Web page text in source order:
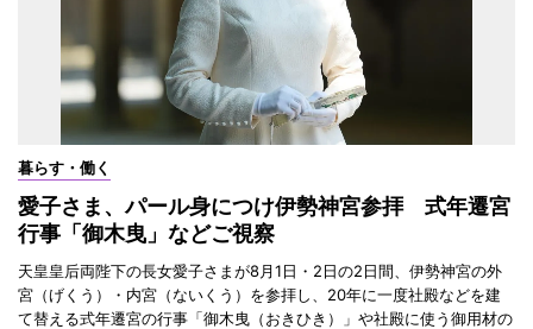
暮らす・働く
愛子さま、パール身につけ伊勢神宮参拝 式年遷宮
行事「御木曳」などご視察
天皇皇后両陛下の長女愛子さまが8月1日・2日の2日間、伊勢神宮の外
宮（げくう）・内宮（ないくう）を参拝し、20年に一度社殿などを建
て替える式年遷宮の行事「御木曳（おきひき）」や社殿に使う御用材の